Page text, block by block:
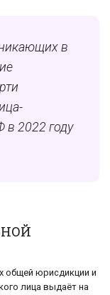
в
в 2022 году
общей юрисдикции и
лица выдаёт на